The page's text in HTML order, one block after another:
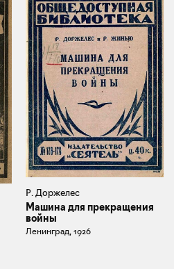
Р. Доржелес
Машина для прекращения
войны
Ленинград, 1926